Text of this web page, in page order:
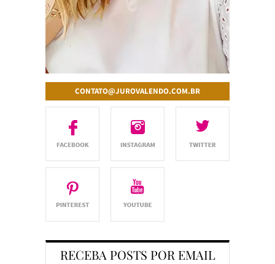
CONTATO@JUROVALENDO.COM.BR
RECEBA POSTS POR EMAIL